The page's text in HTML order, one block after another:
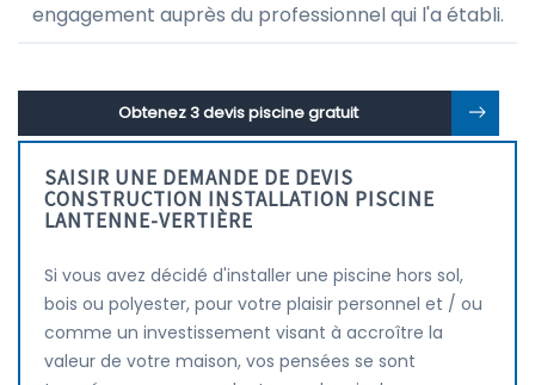
engagement auprès du professionnel qui l'a établi.
Obtenez 3 devis piscine gratuit
SAISIR UNE DEMANDE DE DEVIS
CONSTRUCTION INSTALLATION PISCINE
LANTENNE-VERTIÈRE
Si vous avez décidé d'installer une piscine hors sol,
bois ou polyester, pour votre plaisir personnel et / ou
comme un investissement visant à accroître la
valeur de votre maison, vos pensées se sont